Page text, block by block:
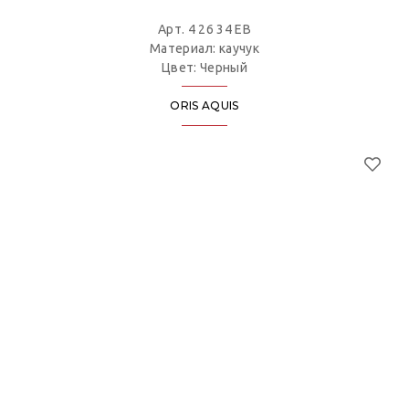
Арт. 4 26 34 EB
Материал: каучук
Цвет: Черный
ORIS AQUIS